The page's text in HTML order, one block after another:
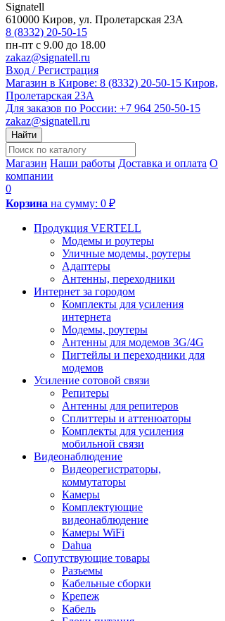
Signatell
610000 Киров, ул. Пролетарская 23А
8 (8332) 20-50-15
пн-пт с 9.00 до 18.00
zakaz@signatell.ru
Вход / Регистрация
Магазин в Кирове: 8 (8332) 20-50-15 Киров,
Пролетарская 23А
Для заказов по России: +7 964 250-50-15
zakaz@signatell.ru
Найти
Магазин Наши работы Доставка и оплата О
компании
0
Корзина на сумму: 0 ₽
Продукция VERTELL
Модемы и роутеры
Уличные модемы, роутеры
Адаптеры
Антенны, переходники
Интернет за городом
Комплекты для усиления
интернета
Модемы, роутеры
Антенны для модемов 3G/4G
Пигтейлы и переходники для
модемов
Усиление сотовой связи
Репитеры
Антенны для репитеров
Сплиттеры и аттенюаторы
Комплекты для усиления
мобильной связи
Видеонаблюдение
Видеорегистраторы,
коммутаторы
Камеры
Комплектующие
видеонаблюдение
Камеры WiFi
Dahua
Сопутствующие товары
Разъемы
Кабельные сборки
Крепеж
Кабель